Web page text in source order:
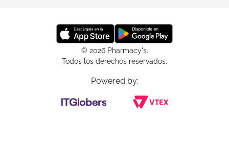
© 2026 Pharmacy's.
Todos los derechos reservados.
Powered by: